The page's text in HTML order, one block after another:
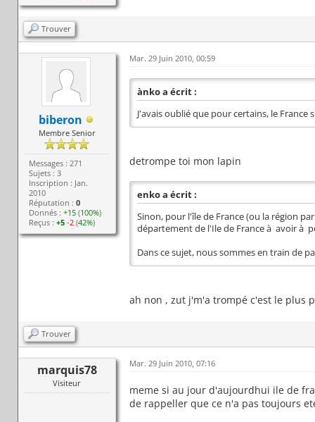
Trouver
biberon
Membre Senior
Messages : 271
Sujets : 3
Inscription : Jan.
2010
Réputation :0
Donnés :+15 (100%)
Reçus :+5 -2 (42%)
Mar. 29 Juin 2010, 00:59
ànko a écrit :
J'avais oublié que pour certains, le
detrompe toi mon lapin
enko a écrit :
Sinon, pour l'île de France (ou la région
département de l'Ile de France à avoir à
Dans ce sujet, nous sommes en train de
ah non , zut j'm'a trompé c'est le plus
Trouver
marquis78
Visiteur
Mar. 29 Juin 2010, 07:16
meme si au jour d'aujourdhui ile de
de rappeller que ce n'a pas toujours